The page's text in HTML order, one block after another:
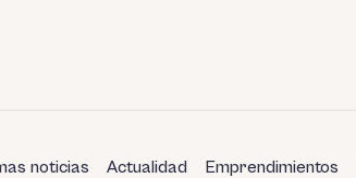
noticias Actualidad Emprendimientos